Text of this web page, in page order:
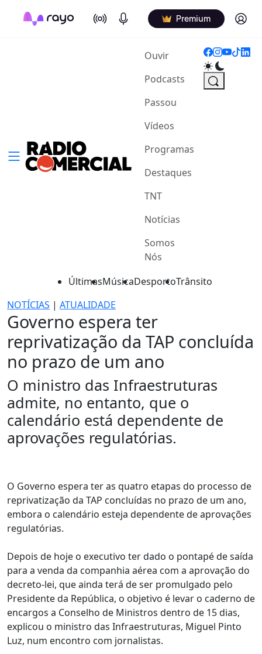
On Air Podcasts Premium Log in
Ouvir(current)
Podcasts
Passou
Vídeos
Programas
Destaques
TNT
Notícias
Somos
Nós
ÚltimasMúsicaDesportoTrânsito
NOTÍCIAS | ATUALIDADE
Governo espera ter
reprivatização da TAP concluída
no prazo de um ano
O ministro das Infraestruturas
admite, no entanto, que o
calendário está dependente de
aprovações regulatórias.
O Governo espera ter as quatro etapas do processo de
reprivatização da TAP concluídas no prazo de um ano,
embora o calendário esteja dependente de aprovações
regulatórias.
Depois de hoje o executivo ter dado o pontapé de saída
para a venda da companhia aérea com a aprovação do
decreto-lei, que ainda terá de ser promulgado pelo
Presidente da República, o objetivo é levar o caderno de
encargos a Conselho de Ministros dentro de 15 dias,
explicou o ministro das Infraestruturas, Miguel Pinto
Luz, num encontro com jornalistas.